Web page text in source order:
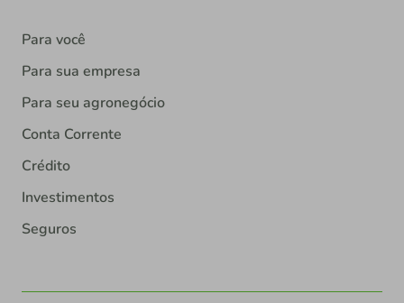
Para você
Para sua empresa
Para seu agronegócio
Conta Corrente
Crédito
Investimentos
Seguros